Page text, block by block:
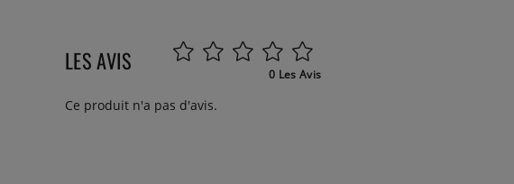
LES AVIS 0 Les Avis
Ce produit n'a pas d'avis.